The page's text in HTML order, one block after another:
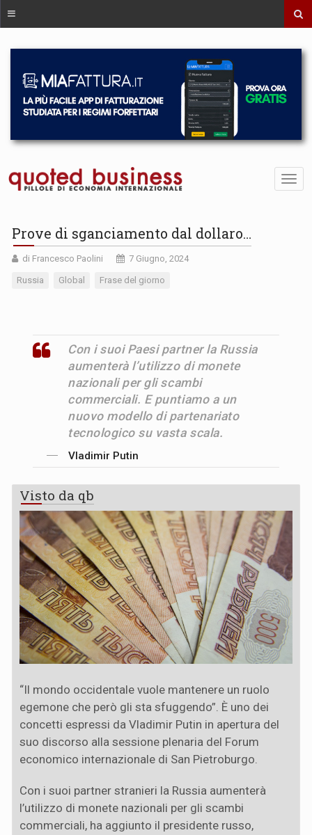
Prove di sganciamento dal dollaro…
di Francesco Paolini 7 Giugno, 2024
Russia Global Frase del giorno
Con i suoi Paesi partner la Russia
aumenterà l’utilizzo di monete
nazionali per gli scambi
commerciali. E puntiamo a un
nuovo modello di partenariato
tecnologico su vasta scala.
Vladimir Putin
Visto da qb
“Il mondo occidentale vuole mantenere un ruolo
egemone che però gli sta sfuggendo”. È uno dei
concetti espressi da Vladimir Putin in apertura del
suo discorso alla sessione plenaria del Forum
economico internazionale di San Pietroburgo.
Con i suoi partner stranieri la Russia aumenterà
l’utilizzo di monete nazionali per gli scambi
commerciali, ha aggiunto il presidente russo,